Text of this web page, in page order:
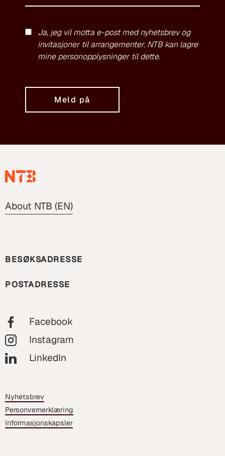
Ja, jeg vil motta e-post med nyhetsbrev og
invitasjoner til arrangementer. NTB kan lagre
mine personopplysninger til dette.
Meld på
About NTB (EN)
BESØKSADRESSE
POSTADRESSE
Facebook
Instagram
LinkedIn
Nyhetsbrev
Personvernerklæring
Informasjonskapsler